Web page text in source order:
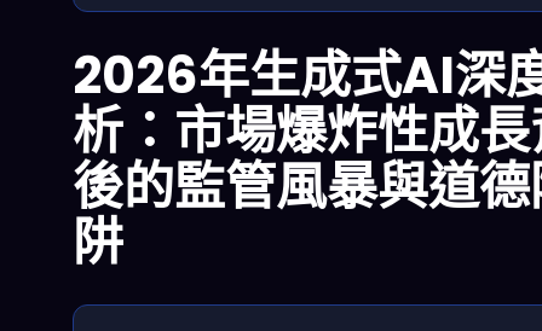
2026年生成式AI深
析：市場爆炸性成
後的監管風暴與道
阱